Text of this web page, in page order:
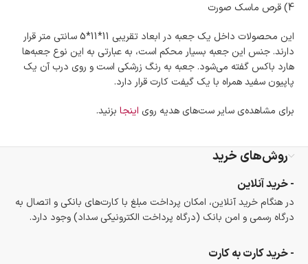
4) قرص ماسک صورت
این محصولات داخل یک جعبه در ابعاد تقریبی 11*11*5 سانتی متر قرار
دارند. جنس این جعبه بسیار محکم است، به عبارتی به این نوع جعبه‌ها
هارد باکس گفته می‌شود. جعبه به رنگ زرشکی است و روی درب آن یک
پاپیون سفید همراه با یک گیفت کارت قرار دارد.
برای مشاهده‌ی سایر ست‌های هدیه روی اینجا بزنید.
روش‌های خرید
- خرید آنلاین
در هنگام خرید آنلاین، امکان پرداخت مبلغ با کارت‌های بانکی و اتصال به
درگاه رسمی و امن بانک (درگاه پرداخت الکترونیکی سداد) وجود دارد.
- خرید کارت به کارت